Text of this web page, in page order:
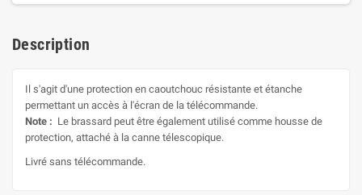
Description
Il s'agit d'une protection en caoutchouc résistante et étanche
permettant un accès à l'écran de la télécommande.
Note : Le brassard peut être également utilisé comme housse de
protection, attaché à la canne télescopique.
Livré sans télécommande.